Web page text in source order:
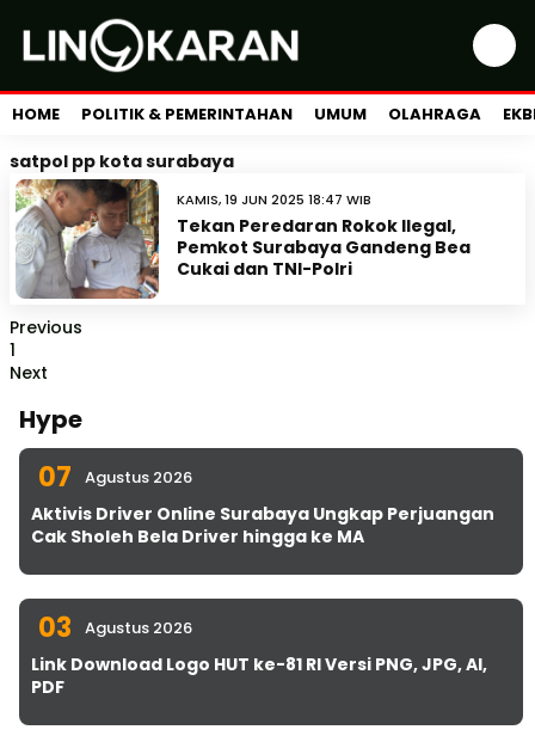
HOME POLITIK & PEMERINTAHAN UMUM OLAHRAGA
satpol pp kota surabaya
KAMIS, 19 JUN 2025 18:47 WIB
Tekan Peredaran Rokok Ilegal,
Pemkot Surabaya Gandeng Bea
Cukai dan TNI-Polri
Previous
1
Next
Hype
07 Agustus 2026
Aktivis Driver Online Surabaya Ungkap Perjuangan
Cak Sholeh Bela Driver hingga ke MA
03 Agustus 2026
Link Download Logo HUT ke-81 RI Versi PNG, JPG, AI,
PDF